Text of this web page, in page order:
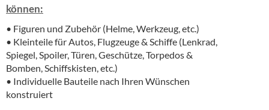
können:
• Figuren und Zubehör (Helme, Werkzeug, etc.)
• Kleinteile für Autos, Flugzeuge & Schiffe (Lenkrad,
Spiegel, Spoiler, Türen, Geschütze, Torpedos &
Bomben, Schiffskisten, etc.)
• Individuelle Bauteile nach Ihren Wünschen
konstruiert